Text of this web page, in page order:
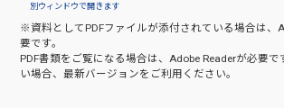
別ウィンドウで開きます
※資料としてPDFファイルが添付されている場合は、
要です。
PDF書類をご覧になる場合は、Adobe Readerが必要で
い場合、最新バージョンをご利用ください。